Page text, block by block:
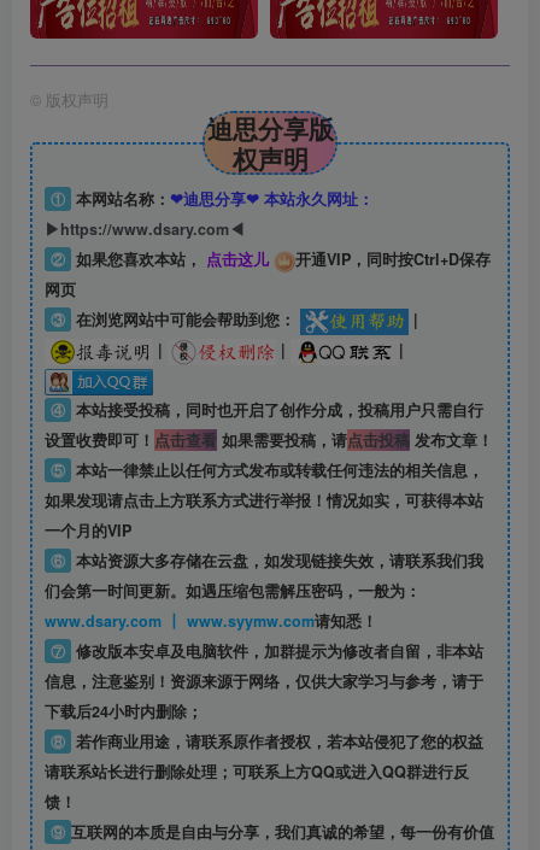
© 版权声明
迪思分享版
权声明
① 本网站名称： ❤迪思分享❤ 本站永久网址：
▶https://www.dsary.com◀
② 如果您喜欢本站， 点击这儿
开通VIP，同时按Ctrl+D保存
网页
③ 在浏览网站中可能会帮助到您：
|
|
| |
④ 本站接受投稿，同时也开启了创作分成，投稿用户只需自行
设置收费即可！ 点击查看如果需要投稿，请点击投稿发布文章！
⑤ 本站一律禁止以任何方式发布或转载任何违法的相关信息，
如果发现请点击上方联系方式进行举报！情况如实，可获得本站
一个月的VIP
⑥ 本站资源大多存储在云盘，如发现链接失效，请联系我们我
们会第一时间更新。如遇压缩包需解压密码，一般为：
www.dsary.com 丨 www.syymw.com请知悉！
⑦ 修改版本安卓及电脑软件，加群提示为修改者自留， 非本站
信息，注意鉴别！资源来源于网络，仅供大家学习与参考，请于
下载后24小时内删除；
⑧ 若作商业用途，请联系原作者授权，若本站侵犯了您的权益
请联系站长进行删除处理；可联系上方QQ或进入QQ群进行反
馈！
⑨ 互联网的本质是自由与分享，我们真诚的希望，每一份有价值